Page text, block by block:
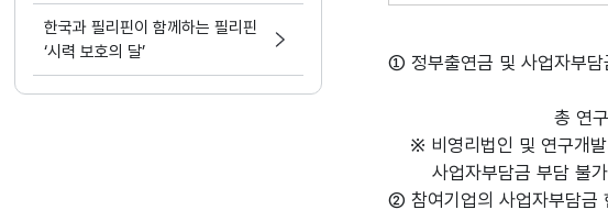
한국과 필리핀이 함께하는 필리핀
‘시력 보호의 달’
① 정부출연금 및 사업자부담
총 연
※ 비영리법인 및 연구개발
사업자부담금 부담 불가
② 참여기업의 사업자부담금